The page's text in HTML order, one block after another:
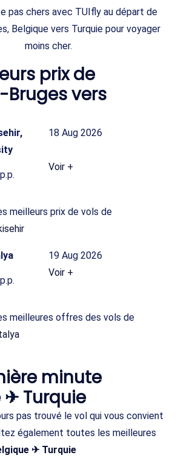
pas chers avec TUIfly au départ de
Belgique vers Turquie pour voyager
moins cher.
prix de
vers
18 Aug 2026
p.p.
Voir +
meilleurs prix de vols de
19 Aug 2026
p.p.
Voir +
meilleures offres des vols de
minute
✈ Turquie
pas trouvé le vol qui vous convient
également toutes les meilleures
✈ Turquie